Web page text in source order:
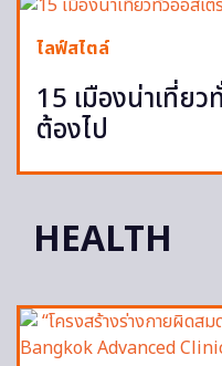
ไลฟ์สไตล์
15 เมืองน่าเที่ย
ต้องไป
HEALTH